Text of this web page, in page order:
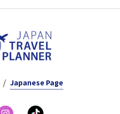
Japanese Page